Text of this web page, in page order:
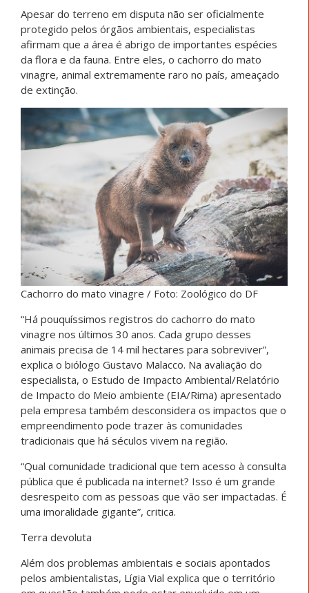
Apesar do terreno em disputa não ser oficialmente
protegido pelos órgãos ambientais, especialistas
afirmam que a área é abrigo de importantes espécies
da flora e da fauna. Entre eles, o cachorro do mato
vinagre, animal extremamente raro no país, ameaçado
de extinção.
Cachorro do mato vinagre / Foto: Zoológico do DF
“Há pouquíssimos registros do cachorro do mato
vinagre nos últimos 30 anos. Cada grupo desses
animais precisa de 14 mil hectares para sobreviver”,
explica o biólogo Gustavo Malacco. Na avaliação do
especialista, o Estudo de Impacto Ambiental/Relatório
de Impacto do Meio ambiente (EIA/Rima) apresentado
pela empresa também desconsidera os impactos que o
empreendimento pode trazer às comunidades
tradicionais que há séculos vivem na região.
“Qual comunidade tradicional que tem acesso à consulta
pública que é publicada na internet? Isso é um grande
desrespeito com as pessoas que vão ser impactadas. É
uma imoralidade gigante”, critica.
Terra devoluta
Além dos problemas ambientais e sociais apontados
pelos ambientalistas, Lígia Vial explica que o território